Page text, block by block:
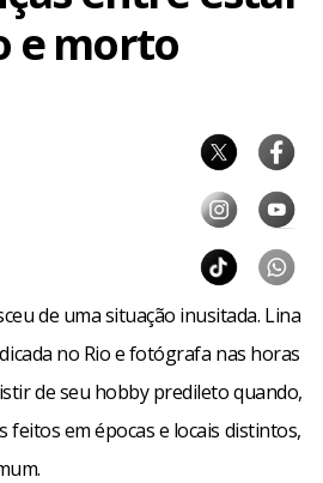
e morto
de uma situação inusitada. Lina
no Rio e fotógrafa nas horas
de seu hobby predileto quando,
em épocas e locais distintos,